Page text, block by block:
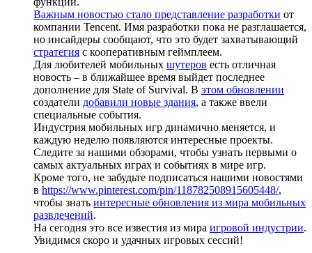
Важным новостью стало представление разработки от
компании Tencent. Имя разработки пока не разглашается,
но инсайдеры сообщают, что это будет захватывающий
стратегия с кооперативным геймплеем.
Для любителей мобильных шутеров есть отличная
новость – в ближайшее время выйдет последнее
дополнение для State of Survival. В этом обновлении
создатели добавили новые здания, а также ввели
специальные события.
Индустрия мобильных игр динамично меняется, и
каждую неделю появляются интересные проекты.
Следите за нашими обзорами, чтобы узнать первыми о
самых актуальных играх и событиях в мире игр.
Кроме того, не забудьте подписаться нашими новостями
в https://www.pinterest.com/pin/118782508915605448/,
чтобы знать интересные обновления из мира мобильных
развлечений.
На сегодня это все известия из мира игровой индустрии.
Увидимся скоро и удачных игровых сессий!